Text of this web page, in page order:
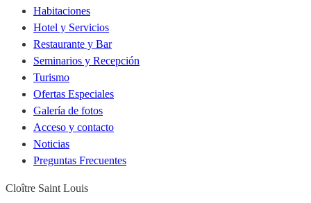
Habitaciones
Hotel y Servicios
Restaurante y Bar
Seminarios y Recepción
Turismo
Ofertas Especiales
Galería de fotos
Acceso y contacto
Noticias
Preguntas Frecuentes
Cloître Saint Louis